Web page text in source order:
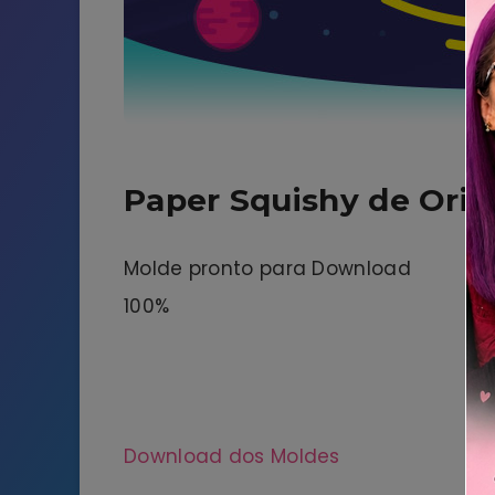
Paper Squishy de
Molde pronto para Download
100%
Download dos Moldes